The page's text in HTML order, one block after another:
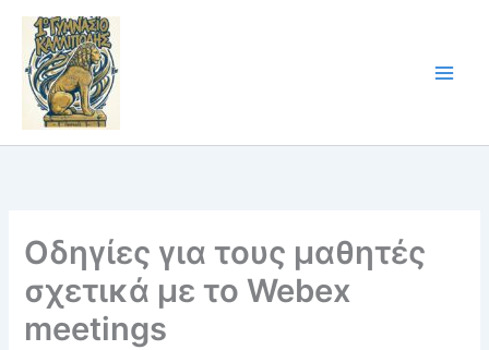
Skip
content
Οδηγίες για τους μαθητές
σχετικά με το Webex
meetings